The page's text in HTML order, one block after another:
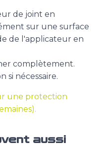
de joint en
sur une surface
de l'applicateur en
complètement.
si nécessaire.
une protection
aussi